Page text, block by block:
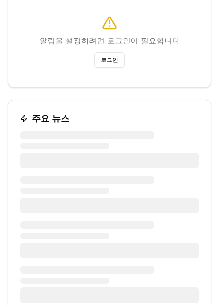
알림을 설정하려면 로그인이 필요합니다
로그인
주요 뉴스